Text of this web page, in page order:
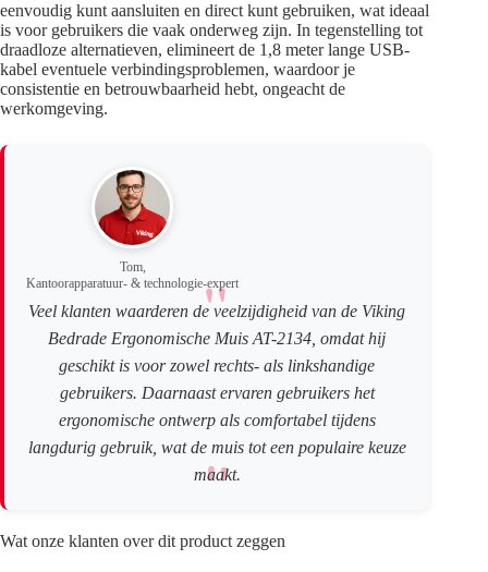
eenvoudig kunt aansluiten en direct kunt gebruiken, wat ideaal
is voor gebruikers die vaak onderweg zijn. In tegenstelling tot
draadloze alternatieven, elimineert de 1,8 meter lange USB-
kabel eventuele verbindingsproblemen, waardoor je
consistentie en betrouwbaarheid hebt, ongeacht de
werkomgeving.
Tom,
Kantoorapparatuur- & technologie-expert
Veel klanten waarderen de veelzijdigheid van de Viking
Bedrade Ergonomische Muis AT-2134, omdat hij
geschikt is voor zowel rechts- als linkshandige
gebruikers. Daarnaast ervaren gebruikers het
ergonomische ontwerp als comfortabel tijdens
langdurig gebruik, wat de muis tot een populaire keuze
maakt.
Wat onze klanten over dit product zeggen